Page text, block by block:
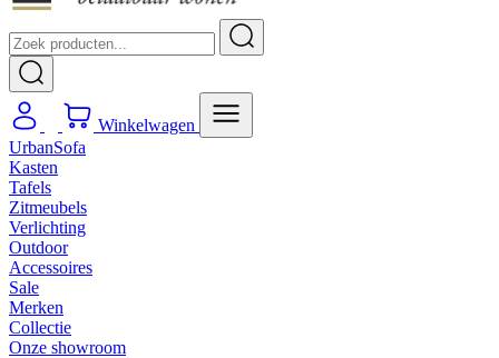
Winkelwagen
UrbanSofa
Kasten
Tafels
Zitmeubels
Verlichting
Outdoor
Accessoires
Sale
Merken
Collectie
Onze showroom